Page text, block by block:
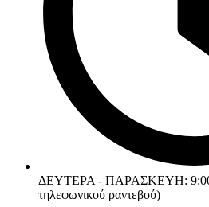
ΔΕΥΤΕΡΑ - ΠΑΡΑΣΚΕΥΗ: 9:00
τηλεφωνικού ραντεβού)